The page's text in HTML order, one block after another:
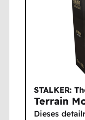
STALKER:
Terrain
Dieses